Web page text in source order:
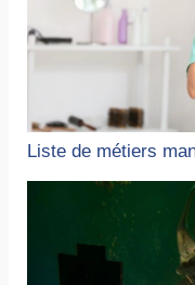
Liste de métiers